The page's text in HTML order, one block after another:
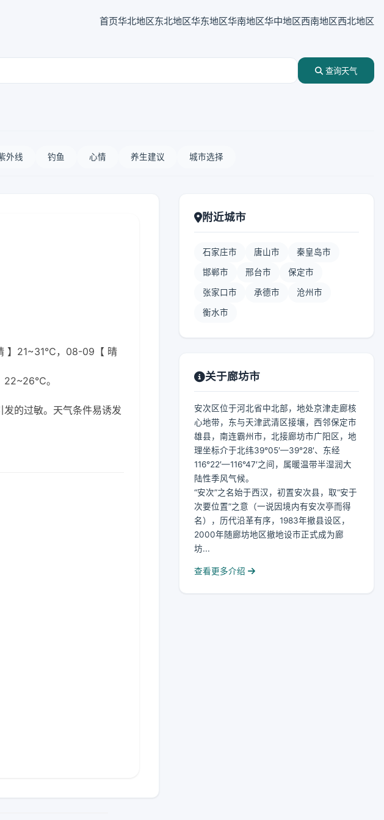
首页华北地区东北地区华东地区华南地区华中地区西南地区西北地区
查询天气
外线 钓鱼 心情 养生建议 城市选择
】21~31℃，08-09【 晴
22~26℃。
的过敏。天气条件易诱发
附近城市
石家庄市 唐山市 秦皇岛市
邯郸市 邢台市 保定市
张家口市 承德市 沧州市
衡水市
关于廊坊市
安次区位于河北省中北部，地处京津走廊核
心地带，东与天津武清区接壤，西邻保定市
雄县，南连霸州市，北接廊坊市广阳区，地
理坐标介于北纬39°05′—39°28′、东经
116°22′—116°47′之间，属暖温带半湿润大
陆性季风气候。
“安次”之名始于西汉，初置安次县，取“安于
次要位置”之意（一说因境内有安次亭而得
名），历代沿革有序，1983年撤县设区，
2000年随廊坊地区撤地设市正式成为廊
坊...
查看更多介绍